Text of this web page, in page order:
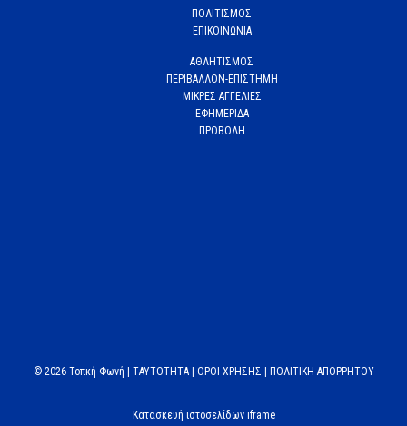
ΠΟΛΙΤΙΣΜΟΣ
ΕΠΙΚΟΙΝΩΝΙΑ
ΑΘΛΗΤΙΣΜΟΣ
ΠΕΡΙΒΑΛΛΟΝ-ΕΠΙΣΤΗΜΗ
ΜΙΚΡΕΣ ΑΓΓΕΛΙΕΣ
ΕΦΗΜΕΡΙΔΑ
ΠΡΟΒΟΛΗ
© 2026 Τοπκή Φωνή | TAYTOTHTA| ΟΡΟΙ ΧΡΗΣΗΣ ΠΟΛΙΤΙΚΗ ΑΠΟΡΡΗΤΟΥ
Κατασκευή ιστοσελίδων iframe